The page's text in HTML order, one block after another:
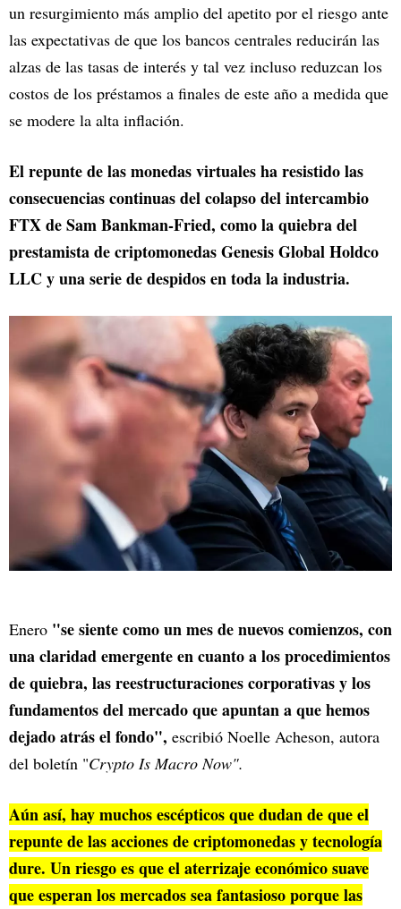
un resurgimiento más amplio del apetito por el riesgo ante
las expectativas de que los bancos centrales reducirán las
alzas de las tasas de interés y tal vez incluso reduzcan los
costos de los préstamos a finales de este año a medida que
se modere la alta inflación.
El repunte de las monedas virtuales ha resistido las
consecuencias continuas del colapso del intercambio
FTX de Sam Bankman-Fried, como la quiebra del
prestamista de criptomonedas Genesis Global Holdco
LLC y una serie de despidos en toda la industria.
Enero "se siente como un mes de nuevos comienzos, con
una claridad emergente en cuanto a los procedimientos
de quiebra, las reestructuraciones corporativas y los
fundamentos del mercado que apuntan a que hemos
dejado atrás el fondo", escribió Noelle Acheson, autora
del boletín "Crypto Is Macro Now".
Aún así, hay muchos escépticos que dudan de que el
repunte de las acciones de criptomonedas y tecnología
dure. Un riesgo es que el aterrizaje económico suave
que esperan los mercados sea fantasioso porque las